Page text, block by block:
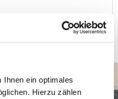
Ihnen ein optimales
Hierzu zählen
ins Postfach